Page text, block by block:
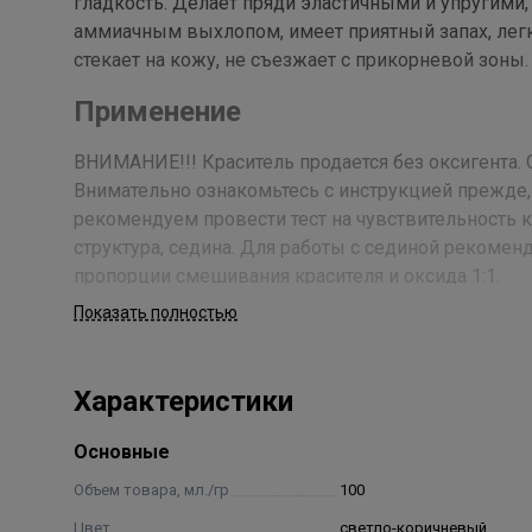
аммиачным выхлопом, имеет приятный запах,
стекает на кожу, не съезжает с прикорневой
Применение
ВНИМАНИЕ!!! Краситель продается без оксигента.
Внимательно ознакомьтесь с инструкцией
рекомендуем провести тест на
структура, седина. Для работы с сединой
пропорции смешивания красителя и оксида 1:1.
Состав
Laureth Sulfate, Ammonium Hydroxide, Ethoxydiglycol,
PEG/PPG –15/15 Dimethicone, Maltooligosyl
Bark Oil, Pyridoxine HCL, Biotin, Chitosan, Hydrolyzed
Sorbate, p-Phenylenediamine, p-Aminophenol N,N-
Показать полностью
Характеристики
Основные
Объем товара, мл./гр 100
Цвет светло-коричневый